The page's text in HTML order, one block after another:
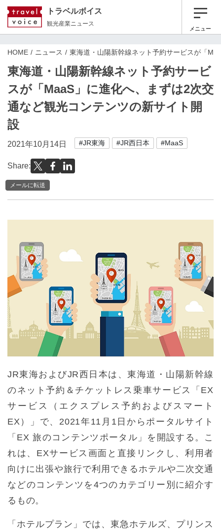
トラベルボイス
観光産業ニュース
メニュー
HOME ニュース 東海道・山陽新幹線ネット予約サービスが「
東海道・山陽新幹線ネット予約サービ
スが「MaaS」に進化へ、まずは2次交
通など観光コンテンツの新サイト開
設
2021年10月14日 #JR東海 #JR西日本 #MaaS
Share:
メールに転送
JR東海およびJR西日本は、東海道・山陽新幹線
のネット予約＆チケットレス乗車サービス「EX
サービス（エクスプレス予約およびスマート
EX）」で、2021年11月1日からポータルサイト
「EX 旅のコンテンツポータル」を開設する。こ
れは、EXサービス画面と直接リンクし、利用者
向けに出張や旅行で利用できるホテルや二次交通
などのコンテンツを4つのカテゴリー別に紹介す
るもの。
「ホテルプラン」では、東急ホテルズ、プリンス